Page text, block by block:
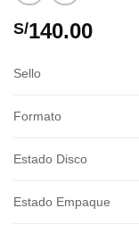
S/140.00
Sello
Formato
Estado Disco
Estado Empaque